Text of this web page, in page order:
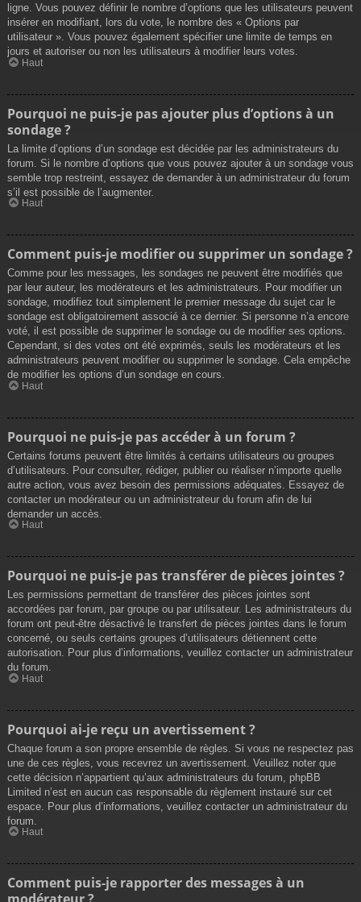
ligne. Vous pouvez définir le nombre d’options que les utilisateurs peuvent
insérer en modifiant, lors du vote, le nombre des « Options par
utilisateur ». Vous pouvez également spécifier une limite de temps en
jours et autoriser ou non les utilisateurs à modifier leurs votes.
Haut
Pourquoi ne puis-je pas ajouter plus d’options à un
sondage ?
La limite d’options d’un sondage est décidée par les administrateurs du
forum. Si le nombre d’options que vous pouvez ajouter à un sondage vous
semble trop restreint, essayez de demander à un administrateur du forum
s’il est possible de l’augmenter.
Haut
Comment puis-je modifier ou supprimer un sondage ?
Comme pour les messages, les sondages ne peuvent être modifiés que
par leur auteur, les modérateurs et les administrateurs. Pour modifier un
sondage, modifiez tout simplement le premier message du sujet car le
sondage est obligatoirement associé à ce dernier. Si personne n’a encore
voté, il est possible de supprimer le sondage ou de modifier ses options.
Cependant, si des votes ont été exprimés, seuls les modérateurs et les
administrateurs peuvent modifier ou supprimer le sondage. Cela empêche
de modifier les options d’un sondage en cours.
Haut
Pourquoi ne puis-je pas accéder à un forum ?
Certains forums peuvent être limités à certains utilisateurs ou groupes
d’utilisateurs. Pour consulter, rédiger, publier ou réaliser n’importe quelle
autre action, vous avez besoin des permissions adéquates. Essayez de
contacter un modérateur ou un administrateur du forum afin de lui
demander un accès.
Haut
Pourquoi ne puis-je pas transférer de pièces jointes ?
Les permissions permettant de transférer des pièces jointes sont
accordées par forum, par groupe ou par utilisateur. Les administrateurs du
forum ont peut-être désactivé le transfert de pièces jointes dans le forum
concerné, ou seuls certains groupes d’utilisateurs détiennent cette
autorisation. Pour plus d’informations, veuillez contacter un administrateur
du forum.
Haut
Pourquoi ai-je reçu un avertissement ?
Chaque forum a son propre ensemble de règles. Si vous ne respectez pas
une de ces règles, vous recevrez un avertissement. Veuillez noter que
cette décision n’appartient qu’aux administrateurs du forum, phpBB
Limited n’est en aucun cas responsable du règlement instauré sur cet
espace. Pour plus d’informations, veuillez contacter un administrateur du
forum.
Haut
Comment puis-je rapporter des messages à un